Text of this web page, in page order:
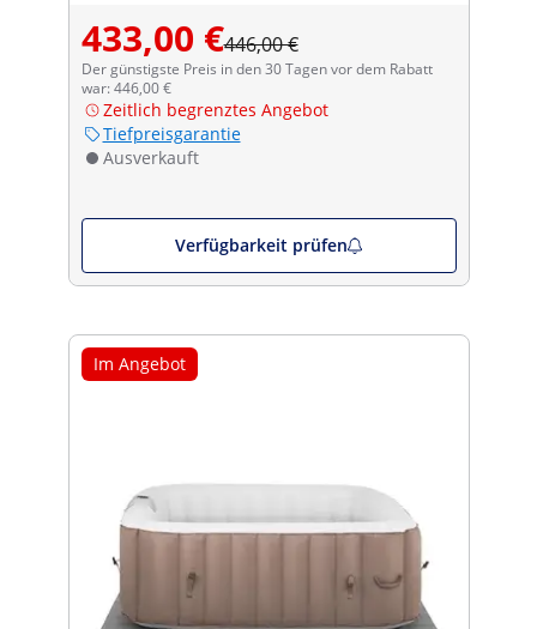
433,00 €446,00 €
Der günstigste Preis in den 30 Tagen vor dem Rabatt
war: 446,00 €
Zeitlich begrenztes Angebot
Tiefpreisgarantie
Ausverkauft
Verfügbarkeit prüfen
Im Angebot